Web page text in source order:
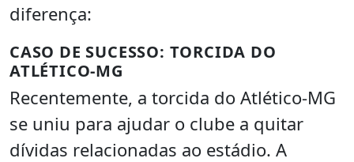
diferença:
CASO DE SUCESSO: TORCIDA DO
ATLÉTICO-MG
Recentemente, a torcida do Atlético-MG
se uniu para ajudar o clube a quitar
dívidas relacionadas ao estádio. A